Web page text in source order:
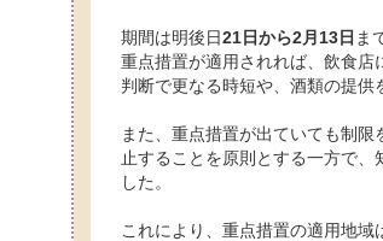
期間は明後日21日から2月13日 ま
重点措置が適用されれば、飲食
判断で更なる時短や、酒類の提供
また、重点措置が出ていても制限
止することを原則とする一方で
した。
これにより、重点措置の適用地